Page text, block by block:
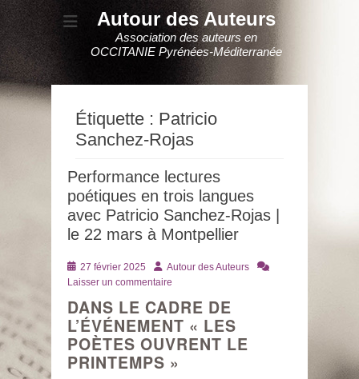
Autour des Auteurs
Association des auteurs en
OCCITANIE Pyrénées-Méditerranée
Étiquette : Patricio
Sanchez-Rojas
Performance lectures
poétiques en trois langues
avec Patricio Sanchez-Rojas |
le 22 mars à Montpellier
Posté
le
27 février 2025 AuteurAutour des Auteurs
Laisser un commentaire
DANS LE CADRE DE
L’ÉVÉNEMENT « LES
POÈTES OUVRENT LE
PRINTEMPS »